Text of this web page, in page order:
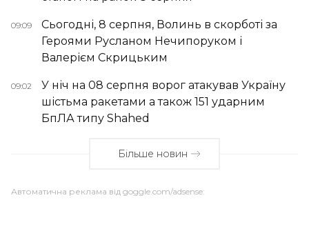
09:09
Сьогодні, 8 серпня, Волинь в скорботі за
Героями Русланом Нечипоруком і
Валерієм Скрицьким
09:02
У ніч на 08 серпня ворог атакував Україну
шістьма ракетами а також 151 ударним
БпЛА типу Shahed
Більше новин
Автоматична реклама від goggle.com/adsense: